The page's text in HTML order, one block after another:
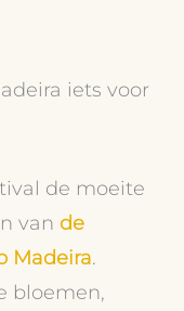
iets voor
de moeite
van de
Madeira.
bloemen,